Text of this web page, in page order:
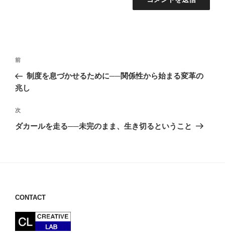
投
ナ
ゲ
ー
前
の
投
前
制度を息づかせるために──関係性から始まる変革の
兆し
次
の
次
ダカールを走る──未完のまま、生き切るということ
CONTACT